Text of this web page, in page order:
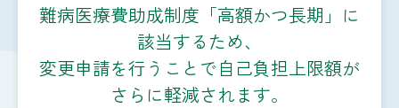
難病医療費助成制度「高額かつ長期」に
該当するため、
変更申請を行うことで自己負担上限額が
さらに軽減されます。